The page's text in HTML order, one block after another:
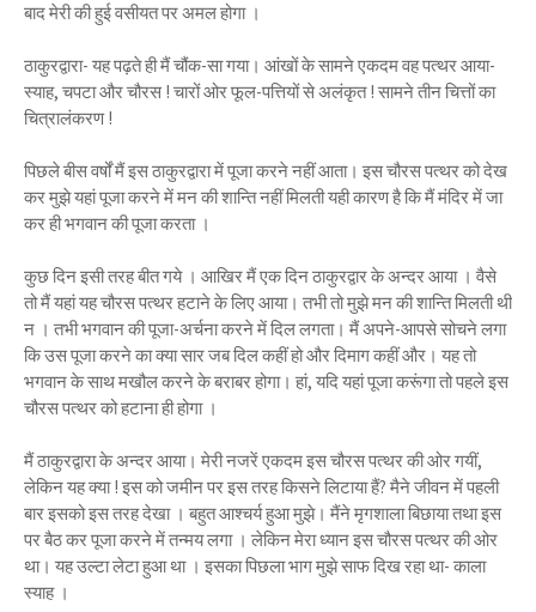
बाद मेरी की हुई वसीयत पर अमल होगा ।
ठाकुरद्वारा- यह पढ़ते ही मैं चौंक-सा गया। आंखों के सामने एकदम वह पत्थर आया-
स्याह, चपटा और चौरस ! चारों ओर फूल-पत्तियों से अलंकृत ! सामने तीन चित्तों का
चित्रालंकरण !
पिछले बीस वर्षों मैं इस ठाकुरद्वारा में पूजा करने नहीं आता। इस चौरस पत्थर को देख
कर मुझे यहां पूजा करने में मन की शान्ति नहीं मिलती यही कारण है कि मैं मंदिर में जा
कर ही भगवान की पूजा करता ।
कुछ दिन इसी तरह बीत गये । आखिर मैं एक दिन ठाकुरद्वार के अन्दर आया । वैसे
तो मैं यहां यह चौरस पत्थर हटाने के लिए आया। तभी तो मुझे मन की शान्ति मिलती थी
न । तभी भगवान की पूजा-अर्चना करने में दिल लगता। मैं अपने-आपसे सोचने लगा
कि उस पूजा करने का क्या सार जब दिल कहीं हो और दिमाग कहीं और। यह तो
भगवान के साथ मखौल करने के बराबर होगा। हां, यदि यहां पूजा करूंगा तो पहले इस
चौरस पत्थर को हटाना ही होगा ।
मैं ठाकुरद्वारा के अन्दर आया। मेरी नजरें एकदम इस चौरस पत्थर की ओर गयीं,
लेकिन यह क्या ! इस को जमीन पर इस तरह किसने लिटाया हैं? मैने जीवन में पहली
बार इसको इस तरह देखा । बहुत आश्चर्य हुआ मुझे। मैंने मृगशाला बिछाया तथा इस
पर बैठ कर पूजा करने में तन्मय लगा । लेकिन मेरा ध्यान इस चौरस पत्थर की ओर
था। यह उल्टा लेटा हुआ था । इसका पिछला भाग मुझे साफ दिख रहा था- काला
स्याह ।